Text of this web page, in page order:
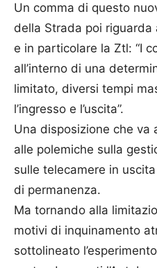
Un comma di questo
della Strada poi riguarda
e in particolare la Ztl: “I
all’interno di una
limitato, diversi tempi
l’ingresso e l’uscita”.
Una disposizione che va
alle polemiche sulla
sulle telecamere in
di permanenza.
Ma tornando alla
motivi di inquinamento
sottolineato